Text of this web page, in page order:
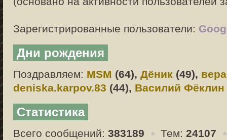
Зарегистрированные пользователи:
Дни рождения
Поздравляем: MSM (64), Дёник (49),
deniska.karpov.83 (44), Василий Фёклин
Статистика
Всего сообщений: 383189 Тем: 24107